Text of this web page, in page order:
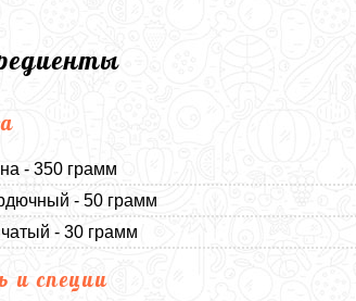
- 350 грамм
- 50 грамм
- 30 грамм
и специи